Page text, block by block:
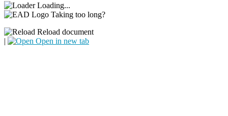
Loading...
Taking too long?
Reload document
|
Open in new tab